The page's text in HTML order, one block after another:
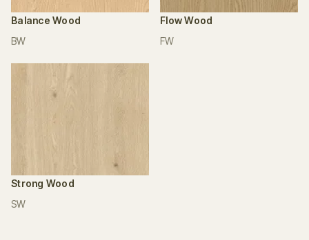
Balance Wood
BW
Flow Wood
FW
Strong Wood
SW